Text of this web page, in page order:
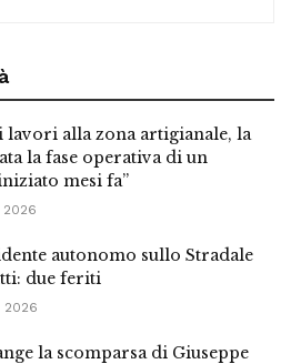
lavori alla zona artigianale, la
la fase operativa di un
mesi fa”
2026
autonomo sullo Stradale
due feriti
2026
la scomparsa di Giuseppe